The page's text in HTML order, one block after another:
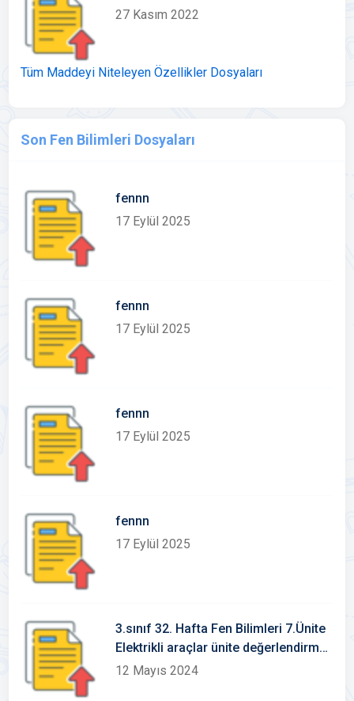
27 Kasım 2022
Tüm Maddeyi Niteleyen Özellikler Dosyaları
Son Fen Bilimleri Dosyaları
fennn
17 Eylül 2025
fennn
17 Eylül 2025
fennn
17 Eylül 2025
fennn
17 Eylül 2025
3.sınıf 32. Hafta Fen Bilimleri 7.Ünite
Elektrikli araçlar ünite değerlendirme
sınavı
12 Mayıs 2024